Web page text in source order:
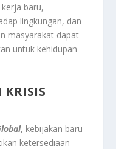
baru,
lingkungan, dan
masyarakat dapat
untuk kehidupan
, kebijakan baru
ketersediaan